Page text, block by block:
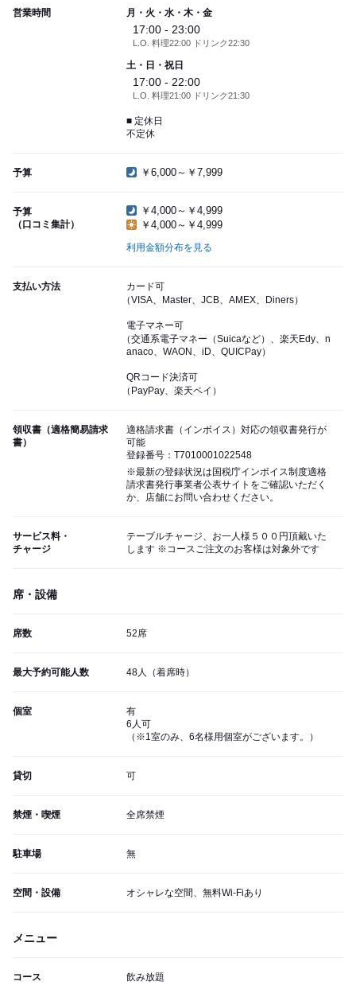
営業時間 月・火・水・木・金
17:00 - 23:00
L.O. 料理22:00 ドリンク22:30
土・日・祝日
17:00 - 22:00
L.O. 料理21:00 ドリンク21:30
■ 定休日
不定休
予算 ￥6,000～￥7,999
予算
（口コミ集計）
￥4,000～￥4,999
￥4,000～￥4,999
利用金額分布を見る
支払い方法
カード可
（VISA、Master、JCB、AMEX、Diners）
電子マネー可
（交通系電子マネー（Suicaなど）、楽天Edy、n
anaco、WAON、iD、QUICPay）
QRコード決済可
（PayPay、楽天ペイ）
領収書（適格簡易請求
書）
適格請求書（インボイス）対応の領収書発行が
可能
登録番号：T7010001022548
※最新の登録状況は国税庁インボイス制度適格
請求書発行事業者公表サイトをご確認いただく
か、店舗にお問い合わせください。
サービス料・
チャージ
テーブルチャージ、お一人様５００円頂戴いた
します ※コースご注文のお客様は対象外です
席・設備
席数 52席
最大予約可能人数 48人（着席時）
個室
有
6人可
（※1室のみ、6名様用個室がございます。）
貸切 可
禁煙・喫煙 全席禁煙
駐車場 無
空間・設備 オシャレな空間、無料Wi-Fiあり
メニュー
コース 飲み放題